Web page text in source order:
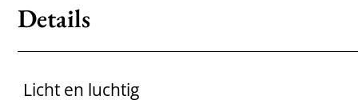
Details
Licht en luchtig